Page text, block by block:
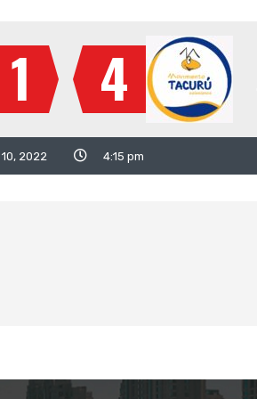
1 4
2022 4:15 pm